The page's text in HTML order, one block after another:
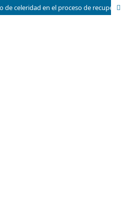
La vulneración del principio de celeridad en el proceso de recuperación inmediata de menores de edad en Ecuador